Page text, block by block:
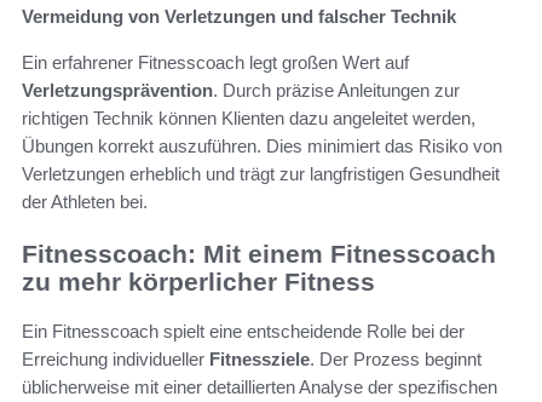
Vermeidung von Verletzungen und falscher Technik
Ein erfahrener Fitnesscoach legt großen Wert auf
Verletzungsprävention. Durch präzise Anleitungen zur
richtigen Technik können Klienten dazu angeleitet werden,
Übungen korrekt auszuführen. Dies minimiert das Risiko von
Verletzungen erheblich und trägt zur langfristigen Gesundheit
der Athleten bei.
Fitnesscoach: Mit einem Fitnesscoach
zu mehr körperlicher Fitness
Ein Fitnesscoach spielt eine entscheidende Rolle bei der
Erreichung individueller Fitnessziele. Der Prozess beginnt
üblicherweise mit einer detaillierten Analyse der spezifischen